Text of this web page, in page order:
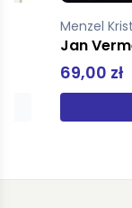
Menzel Kristina
Jan Vermeer
69,00 zł